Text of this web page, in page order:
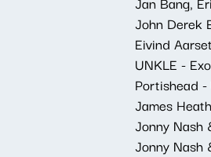
John Derek
Eivind
UNKLE -
Portishead
James
Jonny Nash
Jonny Nash